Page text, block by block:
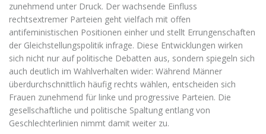
zunehmend unter Druck. Der wachsende Einfluss
rechtsextremer Parteien geht vielfach mit offen
antifeministischen Positionen einher und stellt Errungenschaften
der Gleichstellungspolitik infrage. Diese Entwicklungen wirken
sich nicht nur auf politische Debatten aus, sondern spiegeln sich
auch deutlich im Wahlverhalten wider: Während Männer
überdurchschnittlich häufig rechts wählen, entscheiden sich
Frauen zunehmend für linke und progressive Parteien. Die
gesellschaftliche und politische Spaltung entlang von
Geschlechterlinien nimmt damit weiter zu.